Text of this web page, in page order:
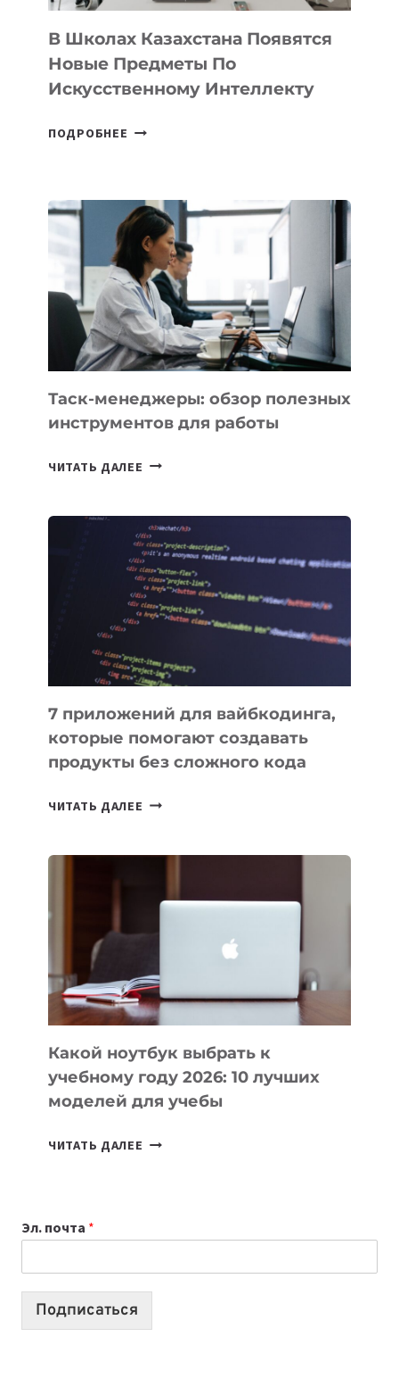
ДЛЯ
ТЕХНОЛОГИЧЕСКИХ
В Школах Казахстана Появятся
Новые Предметы По
Искусственному Интеллекту
ПОДРОБНЕЕ
НОВЫЕ
ПРЕДМЕТЫ
ПО
ИСКУССТВЕННОМУ
ИНТЕЛЛЕКТУ
Таск-менеджеры: обзор полезных
инструментов для работы
ЧИТАТЬ ДАЛЕЕ ТАСК-
ПОЛЕЗНЫХ
ИНСТРУМЕНТОВ
ДЛЯ
РАБОТЫ
7 приложений для вайбкодинга,
которые помогают создавать
продукты без сложного кода
ЧИТАТЬ ДАЛЕЕ 7
ПОМОГАЮТ
СОЗДАВАТЬ
БЕЗ
СЛОЖНОГО
КОДА
Какой ноутбук выбрать к
учебному году 2026: 10 лучших
моделей для учебы
ЧИТАТЬ ДАЛЕЕ КАКОЙ
2026:
10
Эл. почта *
Подписаться